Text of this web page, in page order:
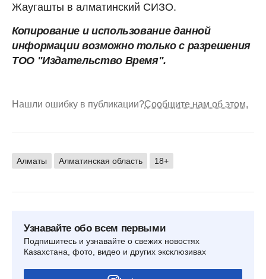
Жаугашты в алматинский СИЗО.
Копирование и использование данной
информации возможно только с разрешения
ТОО "Издательство Время".
Нашли ошибку в публикации?Сообщите нам об этом.
Алматы Алматинская область 18+
Узнавайте обо всем первыми
Подпишитесь и узнавайте о свежих новостях
Казахстана, фото, видео и других эксклюзивах